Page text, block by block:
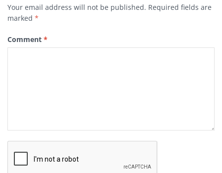
Your email address will not be published. Required fields are
marked *
Comment *